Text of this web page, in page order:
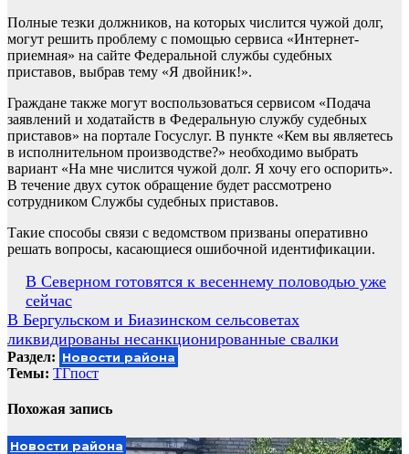
Полные тезки должников, на которых числится чужой долг,
могут решить проблему с помощью сервиса «Интернет-
приемная» на сайте Федеральной службы судебных
приставов, выбрав тему «Я двойник!».
Граждане также могут воспользоваться сервисом «Подача
заявлений и ходатайств в Федеральную службу судебных
приставов» на портале Госуслуг. В пункте «Кем вы являетесь
в исполнительном производстве?» необходимо выбрать
вариант «На мне числится чужой долг. Я хочу его оспорить».
В течение двух суток обращение будет рассмотрено
сотрудником Службы судебных приставов.
Такие способы связи с ведомством призваны оперативно
решать вопросы, касающиеся ошибочной идентификации.
Навигация
по
записям
В Северном готовятся к весеннему половодью уже
сейчас
В Бергульском и Биазинском сельсоветах
ликвидированы несанкционированные свалки
Раздел: Новости района
Темы: ТГпост
Похожая запись
Новости района